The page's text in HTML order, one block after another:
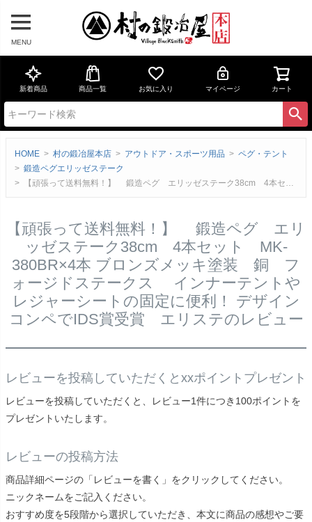
MENU
新着商品 商品一覧 お気に入り マイページ カート
HOME 村の鍛冶屋本店 アウトドア・スポーツ用品
ペグ・テント
鍛造ペグエリッゼステーク
【頑張って送料無料！】 鍛造ペグ エリッゼステーク38cm 4本セット MK-380BR×4本 ブロンズメッキ塗装 銅 フォージドステークス インナーテントやレジャーシートの固定に便利！ デザインコンペでIDS賞受賞 エリステのレビュー
【頑張って送料無料！】 鍛造ペグ エリ
ッゼステーク38cm 4本セット MK-
380BR×4本 ブロンズメッキ塗装 銅 フ
ォージドステークス インナーテントや
レジャーシートの固定に便利！ デザイン
コンペでIDS賞受賞 エリステのレビュー
レビューを投稿していただくとxxポイントプレゼント
レビューを投稿していただくと、レビュー1件につき100ポイントを
プレゼントいたします。
レビューの投稿方法
商品詳細ページの「レビューを書く」をクリックしてください。
ニックネームをご記入ください。
おすすめ度を5段階から選択していただき、本文に商品の感想やご要